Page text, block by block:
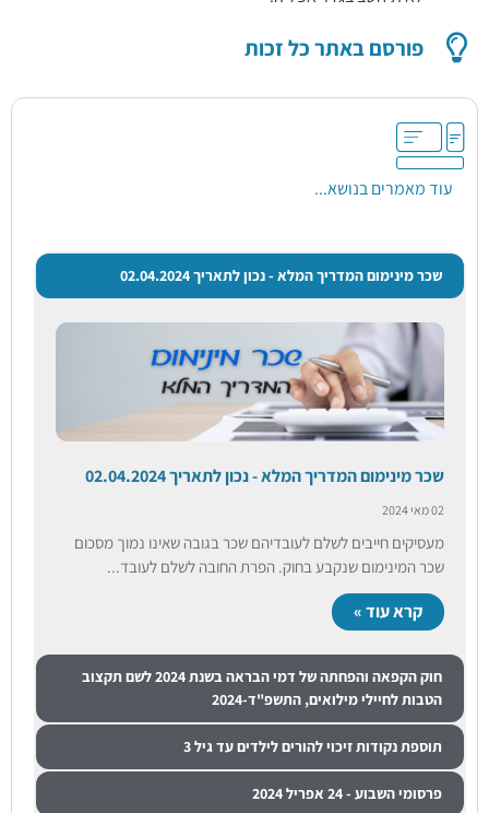
פורסם באתר כל זכות
עוד מאמרים בנושא...
שכר מינימום המדריך המלא - נכון לתאריך 02.04.2024
שכר מינימום המדריך המלא - נכון לתאריך 02.04.2024
02 מאי 2024
מעסיקים חייבים לשלם לעובדיהם שכר בגובה שאינו נמוך מסכום
שכר המינימום שנקבע בחוק. הפרת החובה לשלם לעובד...
קרא עוד »
חוק הקפאה והפחתה של דמי הבראה בשנת 2024 לשם תקצוב
הטבות לחיילי מילואים, התשפ"ד-2024
תוספת נקודות זיכוי להורים לילדים עד גיל 3
פרסומי השבוע - 24 אפריל 2024